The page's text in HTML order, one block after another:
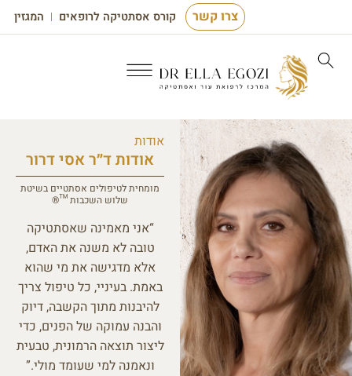
קורס אסתטיקה לרופאים המגזין צרו קשר
אודות
אודות ד״ר אסי דרור
מומחית לטיפולים אסתטיים בשיטת
שלוש השכבות ™®
“אני מאמינה שאסתטיקה
טובה לא משנה את האדם,
אלא מדגישה את מי שהוא
באמת. בעיניי, כל טיפול צריך
להיבנות מתוך הקשבה, דיוק
והבנה עמוקה של הפנים, כדי
ליצור תוצאה הרמונית, טבעית
ונאמנה למי שעומד מולי.”